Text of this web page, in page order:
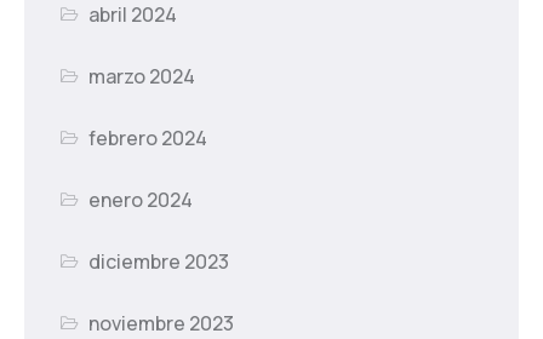
abril 2024
marzo 2024
febrero 2024
enero 2024
diciembre 2023
noviembre 2023